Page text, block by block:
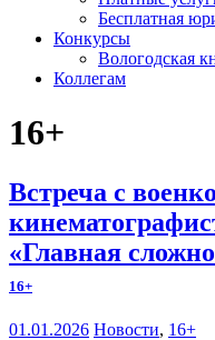
Бесплатная
Конкурсы
Вологодская
Коллегам
16+
Встреча с
«Главная
16+
01.01.2026 Новости, 16+